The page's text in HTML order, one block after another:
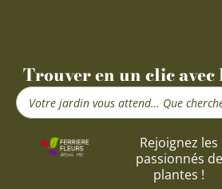
Trouver en un clic
Search
...
Rejoignez les
passionnés de
plantes !